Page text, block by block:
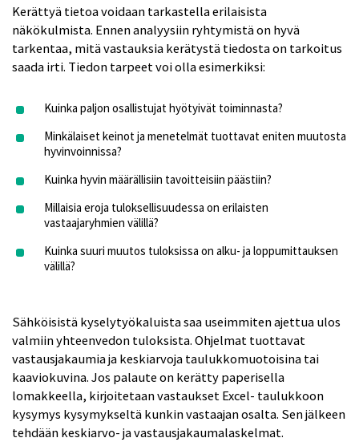
Kerättyä tietoa voidaan tarkastella erilaisista
näkökulmista. Ennen analyysiin ryhtymistä on hyvä
tarkentaa, mitä vastauksia kerätystä tiedosta on tarkoitus
saada irti. Tiedon tarpeet voi olla esimerkiksi:
Kuinka paljon osallistujat hyötyivät toiminnasta?
Minkälaiset keinot ja menetelmät tuottavat eniten muutosta
hyvinvoinnissa?
Kuinka hyvin määrällisiin tavoitteisiin päästiin?
Millaisia eroja tuloksellisuudessa on erilaisten
vastaajaryhmien välillä?
Kuinka suuri muutos tuloksissa on alku- ja loppumittauksen
välillä?
Sähköisistä kyselytyökaluista saa useimmiten ajettua ulos
valmiin yhteenvedon tuloksista. Ohjelmat tuottavat
vastausjakaumia ja keskiarvoja taulukkomuotoisina tai
kaaviokuvina. Jos palaute on kerätty paperisella
lomakkeella, kirjoitetaan vastaukset Excel- taulukkoon
kysymys kysymykseltä kunkin vastaajan osalta. Sen jälkeen
tehdään keskiarvo- ja vastausjakaumalaskelmat.